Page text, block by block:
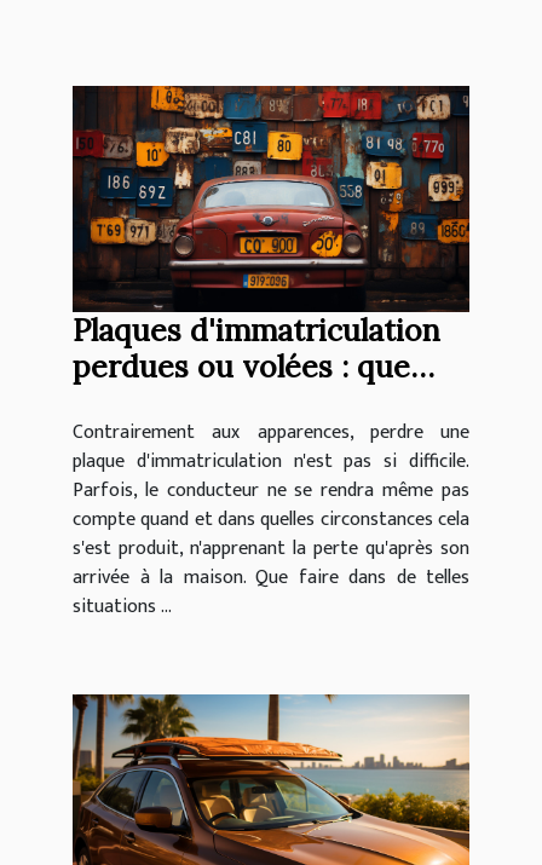
Plaques d'immatriculation
perdues ou volées : que
Contrairement aux apparences, perdre une
plaque d'immatriculation n'est pas si difficile.
Parfois, le conducteur ne se rendra même pas
compte quand et dans quelles circonstances cela
s'est produit, n'apprenant la perte qu'après son
arrivée à la maison. Que faire dans de telles
situations ...